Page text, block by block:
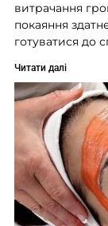
витрачання
покаяння
готуватися до
Читати далі